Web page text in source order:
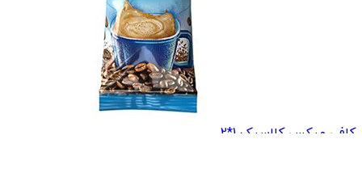
کافی میکس کلاسیک 1*2...